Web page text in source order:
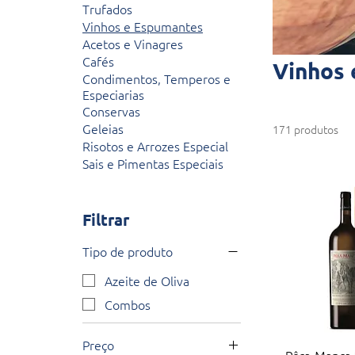
Trufados
Vinhos e Espumantes
Acetos e Vinagres
Cafés
Condimentos, Temperos e
Especiarias
Conservas
Geleias
Risotos e Arrozes Especial
Sais e Pimentas Especiais
Filtrar
Tipo de produto
Azeite de Oliva
Combos
Preço
Vinhos
171 produtos